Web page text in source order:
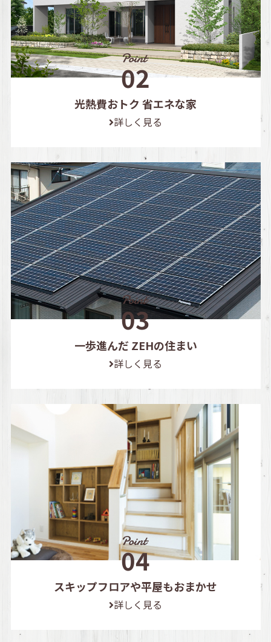
光熱費おトク 省エネな家
詳しく見る
一歩進んだ ZEHの住まい
詳しく見る
スキップフロアや平屋もおまかせ
詳しく見る